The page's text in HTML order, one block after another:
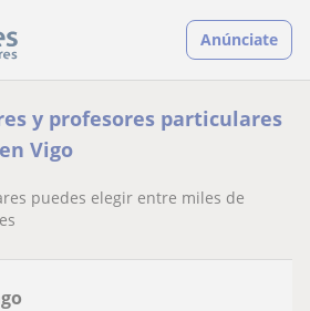
Anúnciate
y profesores particulares
Vigo
puedes elegir entre miles de